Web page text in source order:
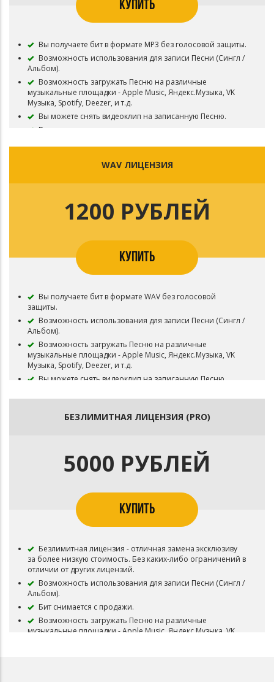
КУПИТЬ
Вы получаете бит в формате MP3 без голосовой защиты.
Возможность использования для записи Песни (Сингл /
Альбом).
Возможность загружать Песню на различные
музыкальные площадки - Apple Music, Яндекс.Музыка, VK
Музыка, Spotify, Deezer, и т.д.
Вы можете снять видеоклип на записанную Песню.
Возможность делать неограниченное кол-во
WAV ЛИЦЕНЗИЯ
1200 РУБЛЕЙ
КУПИТЬ
Вы получаете бит в формате WAV без голосовой
защиты.
Возможность использования для записи Песни (Сингл /
Альбом).
Возможность загружать Песню на различные
музыкальные площадки - Apple Music, Яндекс.Музыка, VK
Музыка, Spotify, Deezer, и т.д.
Вы можете снять видеоклип на записанную Песню.
Бит остается в продаже.
БЕЗЛИМИТНАЯ ЛИЦЕНЗИЯ (PRO)
5000 РУБЛЕЙ
КУПИТЬ
Безлимитная лицензия - отличная замена эксклюзиву
за более низкую стоимость. Без каких-либо ограничений в
отличии от других лицензий.
Возможность использования для записи Песни (Сингл /
Альбом).
Бит снимается с продажи.
Возможность загружать Песню на различные
музыкальные площадки - Apple Music, Яндекс.Музыка, VK